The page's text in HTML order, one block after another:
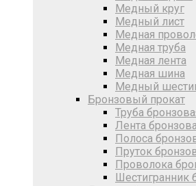
Медный круг
Медный лист
Медная
Медная труба
Медная лента
Медная шина
Медный
Бронзовый прокат
Труба
Лента
Полоса
Пруток
Проволока
Шестигранник